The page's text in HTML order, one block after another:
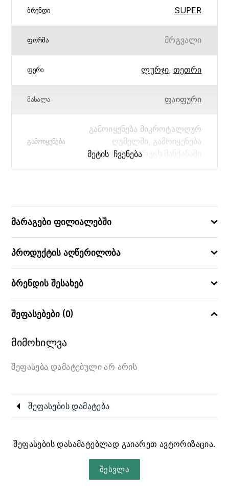
ᲑᲠᲔᲜᲓᲘ SUPER
ᲤᲝᲠᲛᲐ მრგვალი
ᲤᲔᲠᲘ ლურჯი, თეთრი
ᲛᲐᲡᲐᲚᲐ ფაიფური
ᲒᲐᲛᲝᲘᲧᲔᲜᲔᲑᲐ
გამოიყენება მიკროტალღურ
ღუმელში, გამოიყენება
ჭურჭლის სარეცხ მანქანაში
ᲛᲔᲢᲘᲡ ᲩᲕᲔᲜᲔᲑᲐ
მარაგები ფილიალებში
პროდუქტის აღწერილობა
ბრენდის შესახებ
შეფასებები (0)
მიმოხილვა
შეფასება დამატებული არ არის
შეფასების დამატება
შეფასების დასამატებლად გაიარეთ ავტორიზაცია.
შესვლა